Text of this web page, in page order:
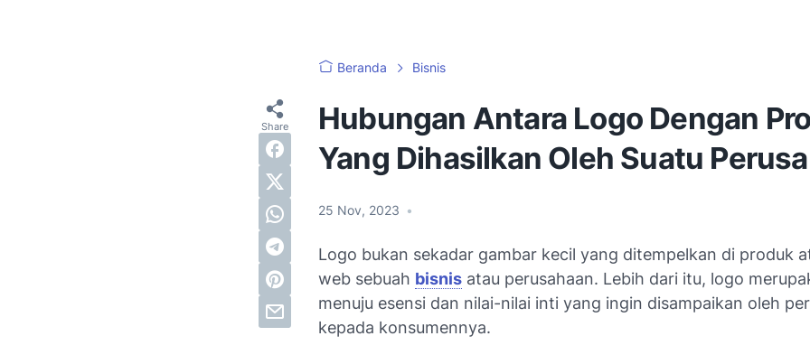
Beranda Bisnis
Hubungan Antara Logo Dengan
Yang Dihasilkan Oleh Suatu
25 Nov, 2023 •
Logo bukan sekadar gambar kecil yang ditempelkan di produk
web sebuah bisnis atau perusahaan. Lebih dari itu, logo
menuju esensi dan nilai-nilai inti yang ingin disampaikan oleh
kepada konsumennya.